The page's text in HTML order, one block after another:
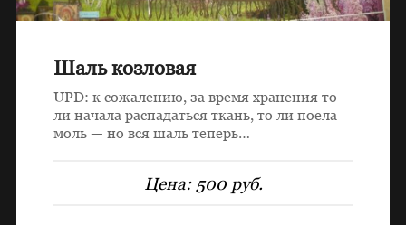
Шаль козловая
UPD: к сожалению, за время хранения то
ли начала распадаться ткань, то ли поела
моль — но вся шаль теперь…
Цена: 500 руб.